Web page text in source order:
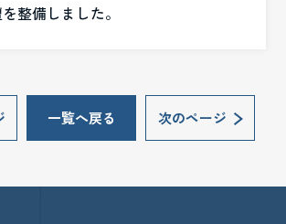
整備しました。
一覧へ戻る 次のページ